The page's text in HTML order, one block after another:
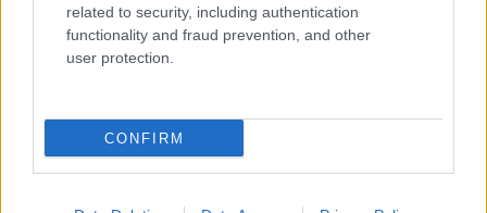
related to security, including authentication
functionality and fraud prevention, and other
user protection.
CONFIRM
Cellfast Wilki Krosno| Texom Stal Rzeszów|Stal Mielec
Motor Lublin|Stal Rzeszów| Stal Stalowa Wola|Wisła Kraków
Resovia|Wieczysta Kraków
Mecze dziś Wyniki LIVE Transmisje
kartki okolicznościowe